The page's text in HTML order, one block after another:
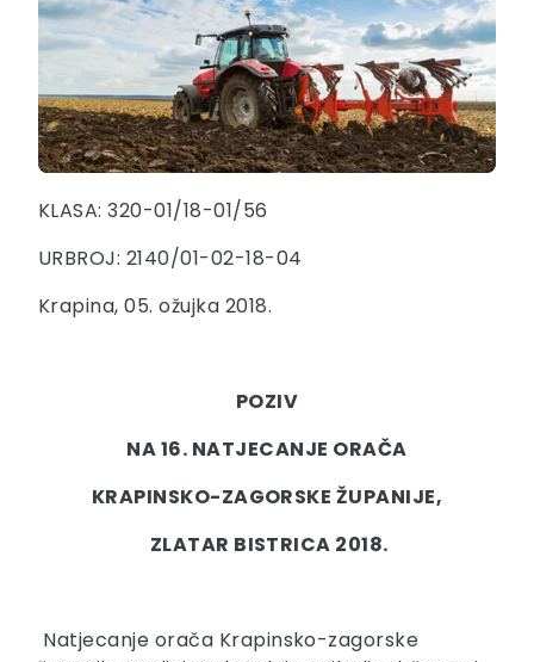
KLASA: 320-01/18-01/56
URBROJ: 2140/01-02-18-04
Krapina, 05. ožujka 2018.
POZIV
NA 16. NATJECANJE ORAČA
KRAPINSKO-ZAGORSKE ŽUPANIJE,
ZLATAR BISTRICA 2018.
Natjecanje orača Krapinsko-zagorske